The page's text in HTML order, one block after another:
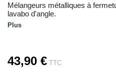
Mélangeurs métalliques à
lavabo d'angle.
Plus
43,90 € TTC